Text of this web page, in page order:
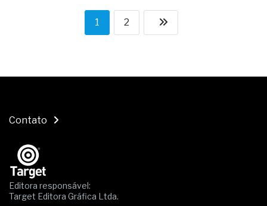
1 2
Contato
Editora responsável:
Target Editora Gráfica Ltda.